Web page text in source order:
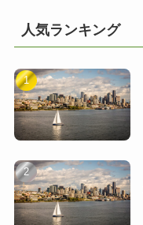
人気ランキング